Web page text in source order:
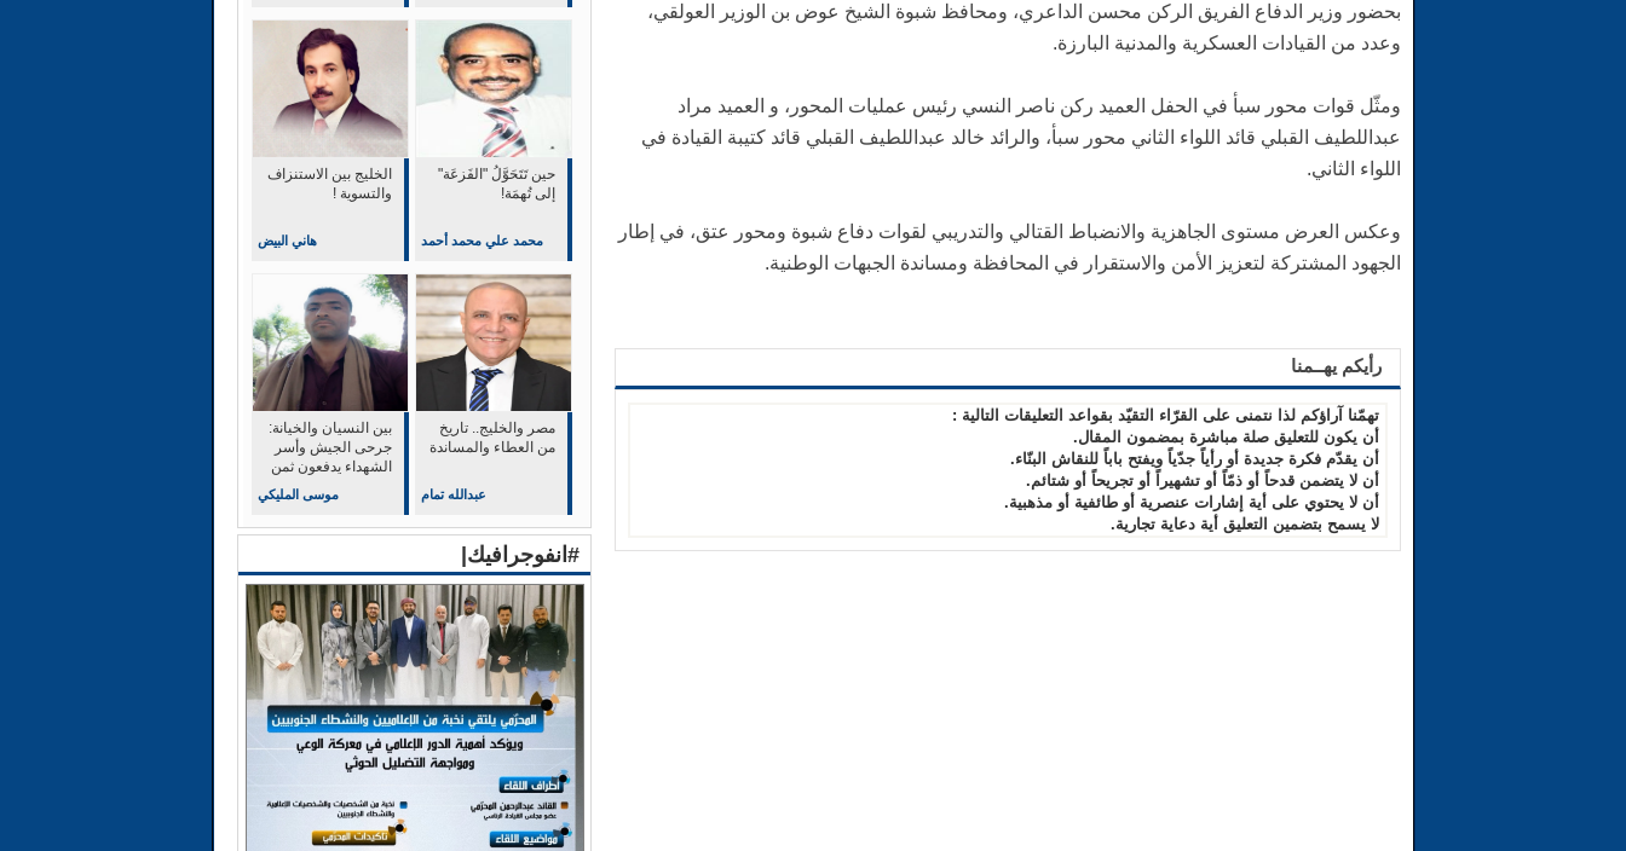
‏الخليج بين الاستنزاف
والتسوية !
هاني البيض
حين تَتَحَوَّلُ "الفَزعَة"
إلى تُهمَة!
محمد علي محمد أحمد
بين النسيان والخيانة:
جرحى الجيش وأسر
الشهداء يدفعون ثمن
موسى المليكي
مصر والخليج.. تاريخ
من العطاء والمساندة
عبدالله تمام
#انفوجرافيك|
بحضور وزير الدفاع الفريق الركن محسن الداعري، ومحافظ شبوة الشيخ عوض بن الوزير العولقي،
وعدد من القيادات العسكرية والمدنية البارزة.
ومثّل قوات محور سبأ في الحفل العميد ركن ناصر النسي رئيس عمليات المحور، و العميد مراد
عبداللطيف القبلي قائد اللواء الثاني محور سبأ، والرائد خالد عبداللطيف القبلي قائد كتيبة القيادة في
اللواء الثاني.
وعكس العرض مستوى الجاهزية والانضباط القتالي والتدريبي لقوات دفاع شبوة ومحور عتق، في إطار
الجهود المشتركة لتعزيز الأمن والاستقرار في المحافظة ومساندة الجبهات الوطنية.
رأيكم يهــمنا
تهمّنا آراؤكم لذا نتمنى على القرّاء التقيّد بقواعد التعليقات التالية :
أن يكون للتعليق صلة مباشرة بمضمون المقال.
أن يقدّم فكرة جديدة أو رأياً جدّياً ويفتح باباً للنقاش البنّاء.
أن لا يتضمن قدحاً أو ذمّاً أو تشهيراً أو تجريحاً أو شتائم.
أن لا يحتوي على أية إشارات عنصرية أو طائفية أو مذهبية.
لا يسمح بتضمين التعليق أية دعاية تجارية.